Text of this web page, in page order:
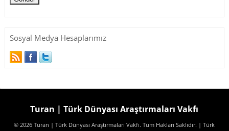
Sosyal Medya Hesaplarımız
Turan | Türk Dünyası Araştırmaları Vakfı
© 2026 Turan | Türk Dünyası Araştırmaları Vakfı. Tüm Hakları Saklıdır. | Türk